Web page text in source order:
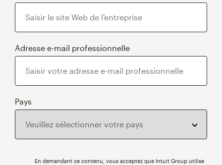
Adresse e-mail professionnelle
Pays
En demandant ce contenu, vous acceptez que Intuit Group utilise